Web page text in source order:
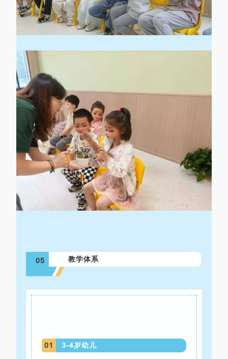
05 教学体系
01 3-4岁幼儿